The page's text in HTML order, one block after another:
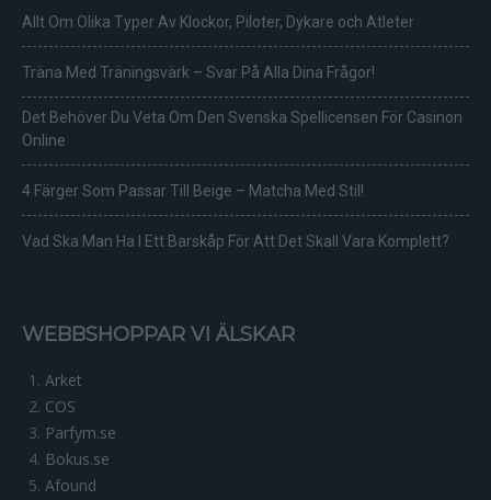
Allt Om Olika Typer Av Klockor, Piloter, Dykare och Atleter
Träna Med Träningsvärk – Svar På Alla Dina Frågor!
Det Behöver Du Veta Om Den Svenska Spellicensen För Casinon
Online
4 Färger Som Passar Till Beige – Matcha Med Stil!
Vad Ska Man Ha I Ett Barskåp För Att Det Skall Vara Komplett?
WEBBSHOPPAR VI ÄLSKAR
Arket
COS
Parfym.se
Bokus.se
Afound